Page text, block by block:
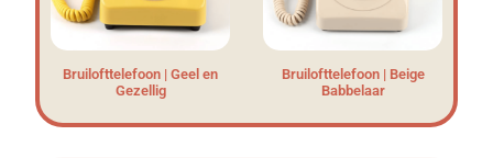
Bruilofttelefoon | Geel en
Gezellig
Bruilofttelefoon | Beige
Babbelaar